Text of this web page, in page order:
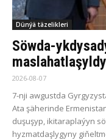
Dünýä täzelikleri
Söwda-
maslahatlaşyldy
2026-08-07
7-nji awgustda
Ata şäherinde
duşuşyp, ikitaraplaýyn
hyzmatdaşlygyny